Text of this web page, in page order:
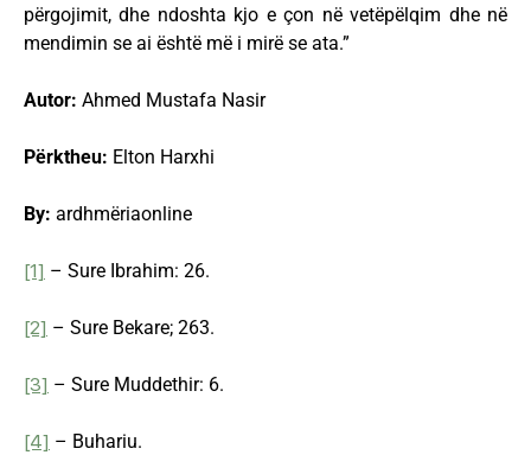
përgojimit, dhe ndoshta kjo e çon në vetëpëlqim dhe në
mendimin se ai është më i mirë se ata.”
Autor: Ahmed Mustafa Nasir
Përktheu: Elton Harxhi
By: ardhmëriaonline
[1] – Sure Ibrahim: 26.
[2] – Sure Bekare; 263.
[3] – Sure Muddethir: 6.
[4] – Buhariu.